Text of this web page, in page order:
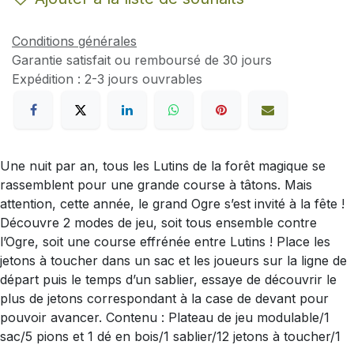
Conditions générales
Garantie satisfait ou remboursé de 30 jours
Expédition : 2-3 jours ouvrables
Une nuit par an, tous les Lutins de la forêt magique se
rassemblent pour une grande course à tâtons. Mais
attention, cette année, le grand Ogre s’est invité à la fête !
Découvre 2 modes de jeu, soit tous ensemble contre
l’Ogre, soit une course effrénée entre Lutins ! Place les
jetons à toucher dans un sac et les joueurs sur la ligne de
départ puis le temps d’un sablier, essaye de découvrir le
plus de jetons correspondant à la case de devant pour
pouvoir avancer. Contenu : Plateau de jeu modulable/1
sac/5 pions et 1 dé en bois/1 sablier/12 jetons à toucher/1